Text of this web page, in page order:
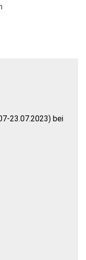
23.07.2023) bei